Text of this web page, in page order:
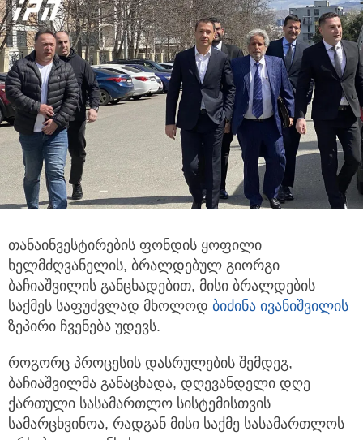
თანაინვესტირების ფონდის ყოფილი
ხელმძღვანელის, ბრალდებულ გიორგი
ბაჩიაშვილის განცხადებით, მისი ბრალდების
საქმეს საფუძვლად მხოლოდ ბიძინა ივანიშვილის
ზეპირი ჩვენება უდევს.
როგორც პროცესის დასრულების შემდეგ,
ბაჩიაშვილმა განაცხადა, დღევანდელი დღე
ქართული სასამართლო სისტემისთვის
სამარცხვინოა, რადგან მისი საქმე სასამართლოს